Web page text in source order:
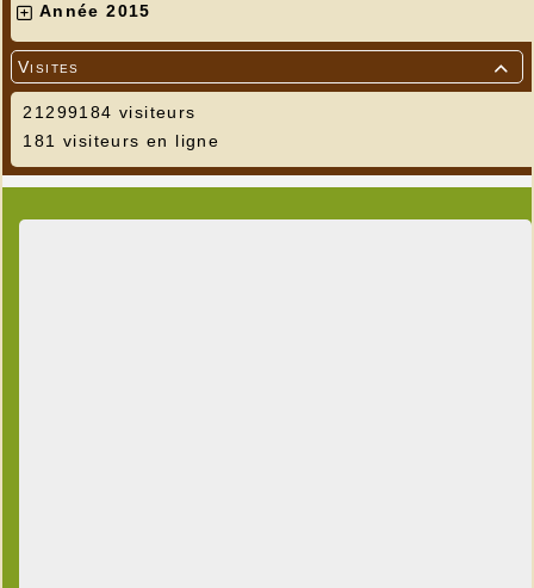
Année 2015

Visites
21299184 visiteurs
181 visiteurs en ligne